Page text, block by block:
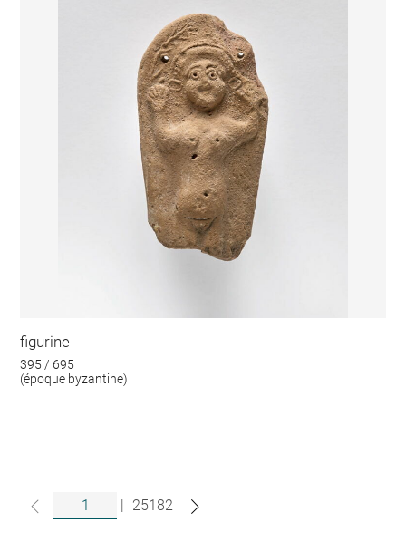
figurine
395 / 695
(époque byzantine)
| 25182